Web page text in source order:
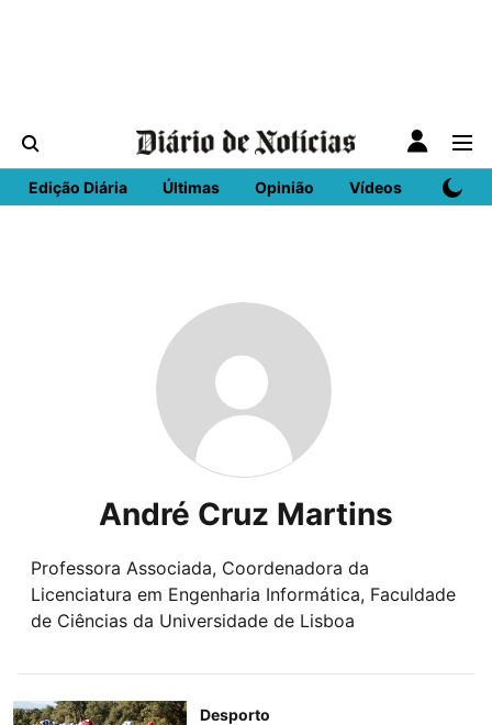
Edição Diária Últimas Opinião Vídeos DN
André Cruz Martins
Professora Associada, Coordenadora da
Licenciatura em Engenharia Informática, Faculdade
de Ciências da Universidade de Lisboa
Desporto